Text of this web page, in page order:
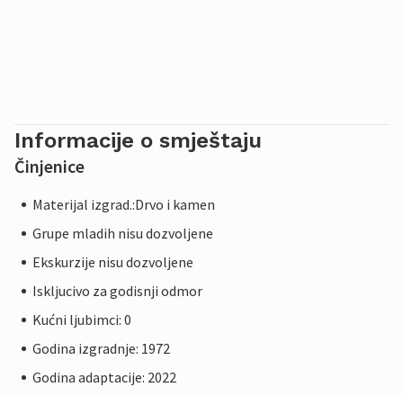
Informacije o smještaju
Činjenice
Materijal izgrad.:Drvo i kamen
Grupe mladih nisu dozvoljene
Ekskurzije nisu dozvoljene
Iskljucivo za godisnji odmor
Kućni ljubimci: 0
Godina izgradnje: 1972
Godina adaptacije: 2022